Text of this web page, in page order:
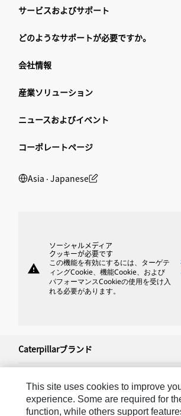
サービスおよびサポート
どのようなサポートが必要ですか。
会社情報
産業ソリューション
ニュースおよびイベント
コーポレートページ
Asia ‧ Japanese
warning
ソーシャルメディア
クッキーが必要です
この機能を有効にするには、ターゲテ
ィングCookie、機能Cookie、および
パフォーマンスCookieの使用を受け入
れる必要があります。
Caterpillarブランド
Caterpillar.com
This site uses cookies to improve
experience. Some are required for
function, while others support